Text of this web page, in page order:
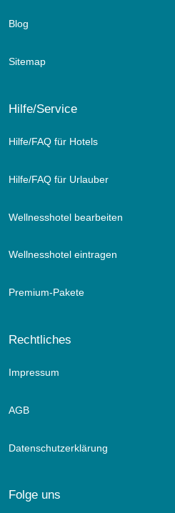
Blog
Sitemap
Hilfe/Service
Hilfe/FAQ für Hotels
Hilfe/FAQ für Urlauber
Wellnesshotel bearbeiten
Wellnesshotel eintragen
Premium-Pakete
Rechtliches
Impressum
AGB
Datenschutzerklärung
Folge uns